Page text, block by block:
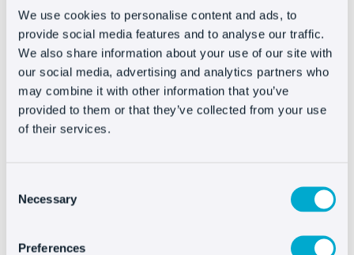
We use cookies to personalise content and ads, to
provide social media features and to analyse our traffic.
We also share information about your use of our site with
our social media, advertising and analytics partners who
may combine it with other information that you’ve
provided to them or that they’ve collected from your use
of their services.
Selection
Necessary
Preferences
En estos, como máximo, podrás enviar 25
parámetros
Los nombres de los eventos admiten un máximo
de 40 caracteres y los valores de las propiedades
no llegan a más de 36.
Siento insistir tanto, pero es imprescindible que
te pongas a ello y mejor hoy que mañana.
Es un asunto suficientemente delicado como
para no improvisar y, como hemos comentado,